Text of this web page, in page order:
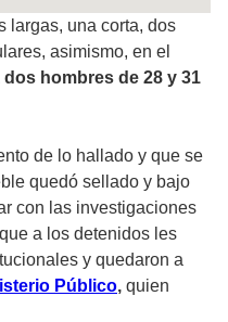
largas, una corta, dos
asimismo, en el
hombres de 28 y 31
de lo hallado y que se
quedó sellado y bajo
con las investigaciones
a los detenidos les
y quedaron a
Público, quien